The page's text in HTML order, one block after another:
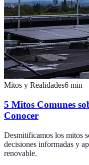
Mitos y Realidades6 min
5 Mitos Comunes
Conocer
Desmitificamos los mitos
decisiones informadas y
renovable.